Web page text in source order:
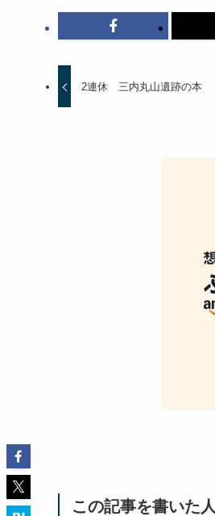
2連休 三内丸山遺跡の本
この記事を書いた人